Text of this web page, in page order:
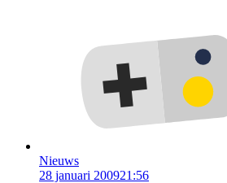
Nieuws
28 januari 200921:56